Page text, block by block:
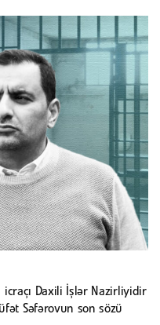
icraçı Daxili İşlər Nazirliyidir
Səfərovun son sözü